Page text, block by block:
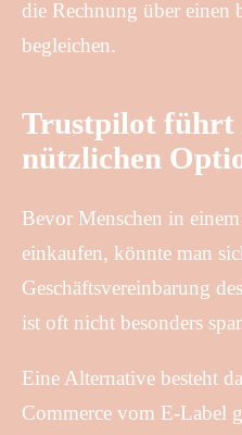
die Rechnung über einen
begleichen.
Trustpilot führt
nützlichen
Bevor Menschen in
einkaufen, könnte man
Geschäftsvereinbarung
ist oft nicht besonders
Eine Alternative besteht
Commerce vom E-Label